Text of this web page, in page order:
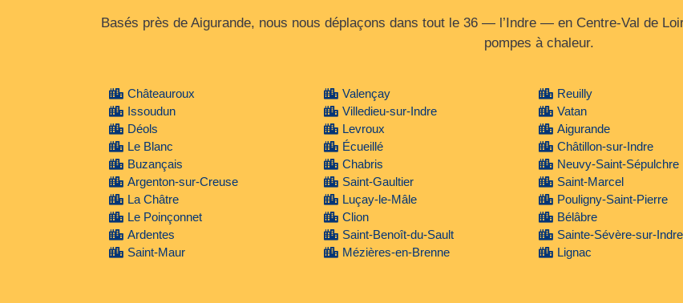
Basés près de Aigurande, nous nous déplaçons dans tout le 36 — l’Indre — en Centre‑Val de
pompes à chaleur.
Châteauroux
Issoudun
Déols
Le Blanc
Buzançais
Argenton-sur-Creuse
La Châtre
Le Poinçonnet
Ardentes
Saint-Maur
Valençay
Villedieu-sur-Indre
Levroux
Écueillé
Chabris
Saint-Gaultier
Luçay-le-Mâle
Clion
Saint-Benoît-du-Sault
Mézières-en-Brenne
Reuilly
Vatan
Aigurande
Châtillon-sur-Indre
Neuvy-Saint-Sépulchre
Saint-Marcel
Pouligny-Saint-Pierre
Bélâbre
Sainte-Sévère-sur-Indre
Lignac